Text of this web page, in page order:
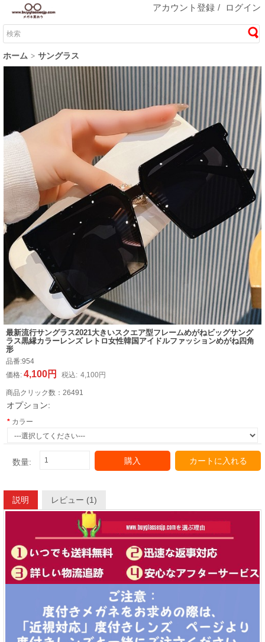
アカウント登録 / ログイン
ホーム サングラス
最新流行サングラス2021大きいスクエア型フレームめがねビッグサング
ラス黒縁カラーレンズ レトロ女性韓国アイドルファッションめがね四角
形
品番:954
価格: 4,100円 税込: 4,100円
商品クリック数： 26491
オプション:
カラー
数量: 購入 カートに入れる
説明 レビュー (1)